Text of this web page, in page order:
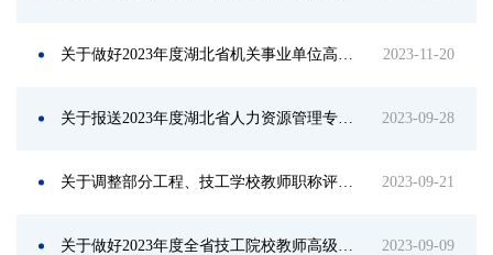
2023-11-20
2023-09-28
2023-09-21
2023-09-09